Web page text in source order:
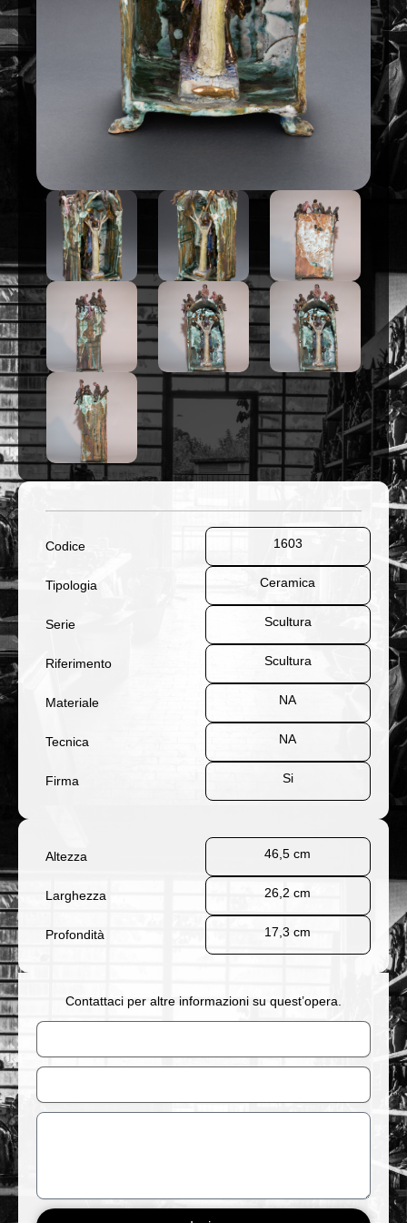
Codice 1603
Tipologia Ceramica
Serie Scultura
Riferimento Scultura
Materiale NA
Tecnica NA
Firma Si
Altezza 46,5 cm
Larghezza 26,2 cm
Profondità 17,3 cm
Contattaci per altre informazioni su quest’opera.
Nome
Email
Messaggio